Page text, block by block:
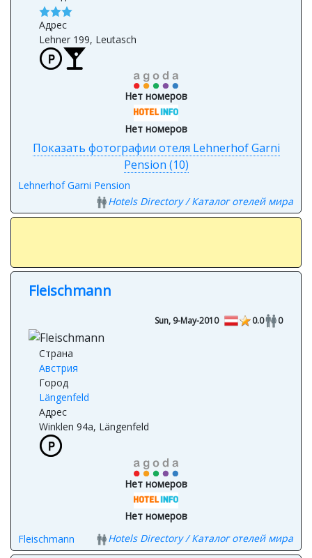
Адрес
Lehner 199, Leutasch
Нет номеров
Нет номеров
Показать фотографии отеля Lehnerhof Garni
Pension (10)
Lehnerhof Garni Pension
Hotels Directory / Каталог отелей мира
Fleischmann
Sun, 9-May-2010 0.0 0
Страна
Австрия
Город
Längenfeld
Адрес
Winklen 94a, Längenfeld
Нет номеров
Нет номеров
Fleischmann
Hotels Directory / Каталог отелей мира